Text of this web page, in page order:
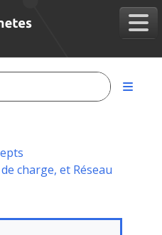
charge, et Réseau